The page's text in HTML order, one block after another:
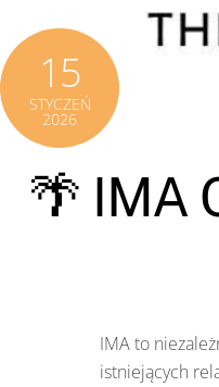
15
STYCZEŃ
2026
🌴 IMA
IMA to
istniejących